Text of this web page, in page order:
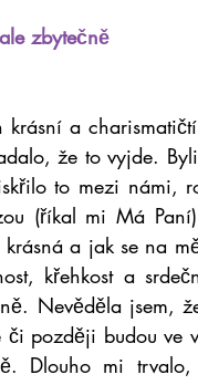
zbytečně
a
že to vyjde.
to mezi námi,
(říkal mi Má
a jak se na
křehkost a
Nevěděla jsem,
později budou ve
Dlouho mi